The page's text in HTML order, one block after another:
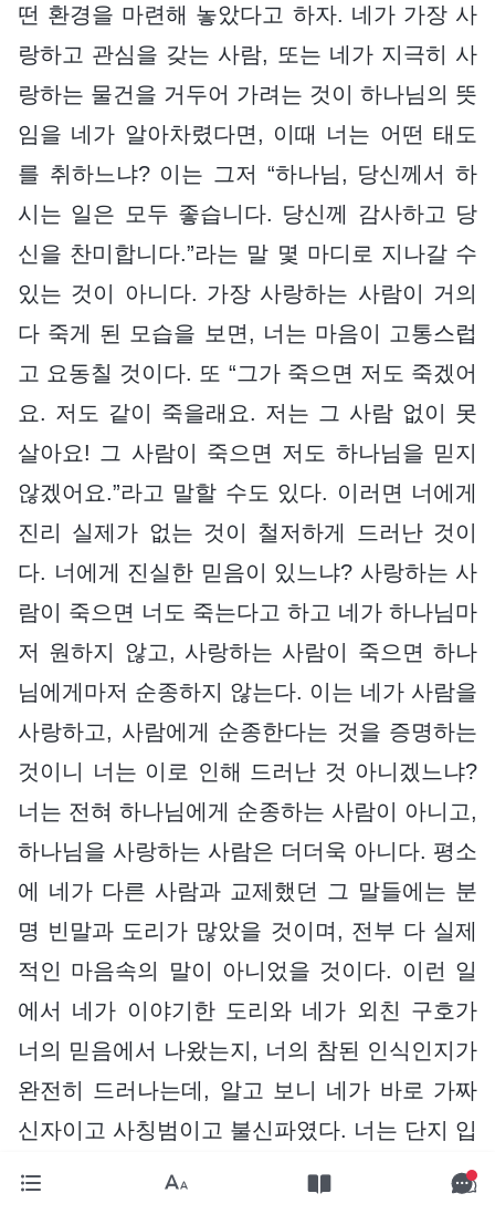
떤 환경을 마련해 놓았다고 하자. 네가 가장 사
랑하고 관심을 갖는 사람, 또는 네가 지극히 사
랑하는 물건을 거두어 가려는 것이 하나님의 뜻
임을 네가 알아차렸다면, 이때 너는 어떤 태도
를 취하느냐? 이는 그저 “하나님, 당신께서 하
시는 일은 모두 좋습니다. 당신께 감사하고 당
신을 찬미합니다.”라는 말 몇 마디로 지나갈 수
있는 것이 아니다. 가장 사랑하는 사람이 거의
다 죽게 된 모습을 보면, 너는 마음이 고통스럽
고 요동칠 것이다. 또 “그가 죽으면 저도 죽겠어
요. 저도 같이 죽을래요. 저는 그 사람 없이 못
살아요! 그 사람이 죽으면 저도 하나님을 믿지
않겠어요.”라고 말할 수도 있다. 이러면 너에게
진리 실제가 없는 것이 철저하게 드러난 것이
다. 너에게 진실한 믿음이 있느냐? 사랑하는 사
람이 죽으면 너도 죽는다고 하고 네가 하나님마
저 원하지 않고, 사랑하는 사람이 죽으면 하나
님에게마저 순종하지 않는다. 이는 네가 사람을
사랑하고, 사람에게 순종한다는 것을 증명하는
것이니 너는 이로 인해 드러난 것 아니겠느냐?
너는 전혀 하나님에게 순종하는 사람이 아니고,
하나님을 사랑하는 사람은 더더욱 아니다. 평소
에 네가 다른 사람과 교제했던 그 말들에는 분
명 빈말과 도리가 많았을 것이며, 전부 다 실제
적인 마음속의 말이 아니었을 것이다. 이런 일
에서 네가 이야기한 도리와 네가 외친 구호가
너의 믿음에서 나왔는지, 너의 참된 인식인지가
완전히 드러나는데, 알고 보니 네가 바로 가짜
신자이고 사칭범이고 불신파였다. 너는 단지 입
으로만 하나님을 믿는 것이었고, 하나님 말씀도